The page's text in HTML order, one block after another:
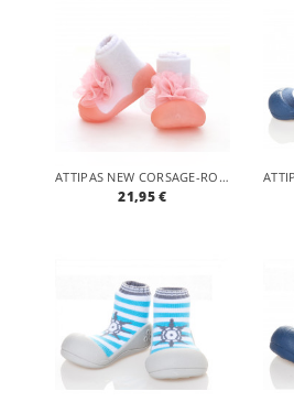
ATTIPAS NEW CORSAGE-ROSA - ERGONOMISCHE BABY LAUFLERNSCHUHE, ATMUNGSAKTIVE KINDER HAUSSCHUHE ABS SOCKEN BABYSCHUHE ANTIRUTSCH
21,95 €